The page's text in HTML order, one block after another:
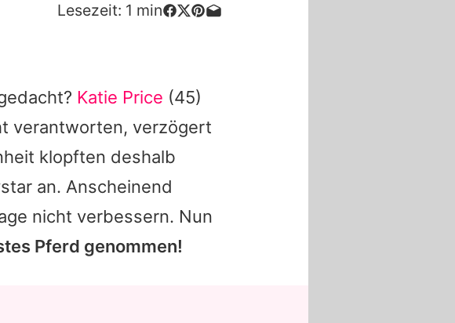
Lesezeit: 1 min
Katie Price (45)
verantworten, verzögert
klopften deshalb
an. Anscheinend
nicht verbessern. Nun
Pferd genommen!